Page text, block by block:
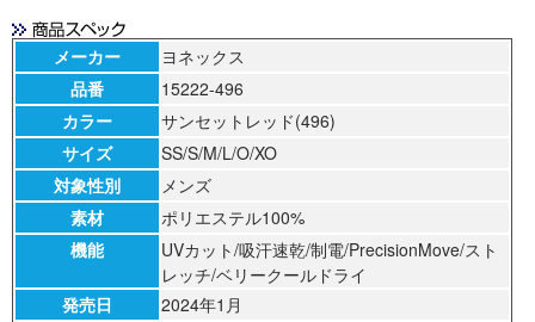
メーカー
ヨネックス
品番
15222-496
カラー
サンセットレッド(496)
サイズ
SS/S/M/L/O/XO
対象性別
メンズ
素材
ポリエステル100%
機能
UVカット/吸汗速乾/制電/PrecisionMove/スト
レッチ/ベリークールドライ
発売日
2024年1月